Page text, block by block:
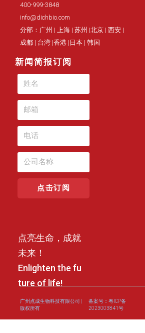
400-999-3848
info@dichbio.com
分部：广州 | 上海 | 苏州 |北京 | 西安 |
成都 | 台湾 |香港 |日本 | 韩国
新闻简报订阅
点击订阅
点亮生命，成就
未来！
Enlighten the fu
ture of life!
广州点成生物科技有限公司 |
版权所有
备案号：粤ICP备
2023003841号